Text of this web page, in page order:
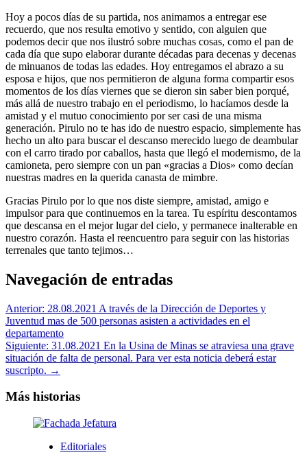
Hoy a pocos días de su partida, nos animamos a entregar ese
recuerdo, que nos resulta emotivo y sentido, con alguien que
podemos decir que nos ilustró sobre muchas cosas, como el pan de
cada día que supo elaborar durante décadas para decenas y decenas
de minuanos de todas las edades. Hoy entregamos el abrazo a su
esposa e hijos, que nos permitieron de alguna forma compartir esos
momentos de los días viernes que se dieron sin saber bien porqué,
más allá de nuestro trabajo en el periodismo, lo hacíamos desde la
amistad y el mutuo conocimiento por ser casi de una misma
generación. Pirulo no te has ido de nuestro espacio, simplemente has
hecho un alto para buscar el descanso merecido luego de deambular
con el carro tirado por caballos, hasta que llegó el modernismo, de la
camioneta, pero siempre con un pan «gracias a Dios» como decían
nuestras madres en la querida canasta de mimbre.
Gracias Pirulo por lo que nos diste siempre, amistad, amigo e
impulsor para que continuemos en la tarea. Tu espíritu descontamos
que descansa en el mejor lugar del cielo, y permanece inalterable en
nuestro corazón. Hasta el reencuentro para seguir con las historias
terrenales que tanto tejimos…
Navegación de entradas
Anterior: 28.08.2021 A través de la Dirección de Deportes y
Juventud mas de 500 personas asisten a actividades en el
departamento
Siguiente: 31.08.2021 En la Usina de Minas se atraviesa una grave
situación de falta de personal. Para ver esta noticia deberá estar
suscripto. →
Más historias
Editoriales